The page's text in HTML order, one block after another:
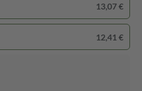
13,07 €
12,41 €